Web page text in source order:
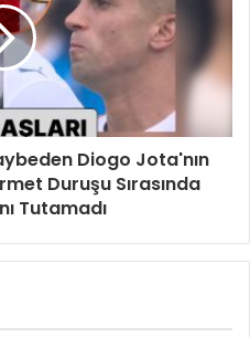
Diogo Jota'nın
Duruşu Sırasında
Tutamadı